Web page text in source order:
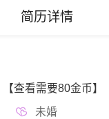
简历详情
【查看需要80金币】
未婚